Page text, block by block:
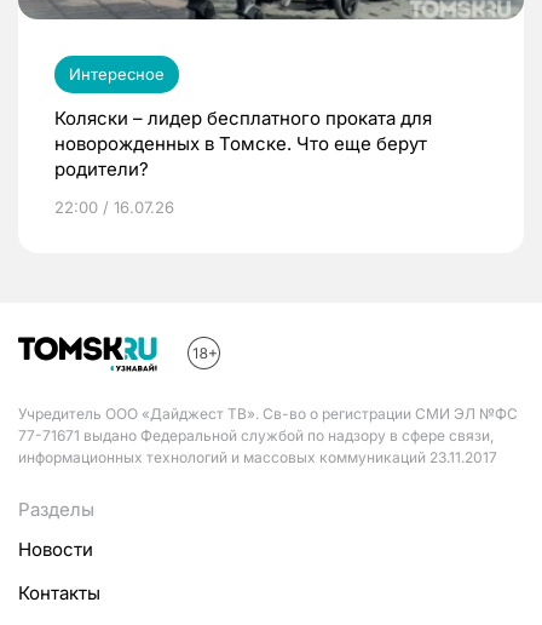
Интересное
Коляски – лидер бесплатного проката для
новорожденных в Томске. Что еще берут
родители?
22:00 / 16.07.26
Учредитель ООО «Дайджест ТВ». Св-во о регистрации СМИ ЭЛ №ФС
77-71671 выдано Федеральной службой по надзору в сфере связи,
информационных технологий и массовых коммуникаций 23.11.2017
Разделы
Новости
Контакты